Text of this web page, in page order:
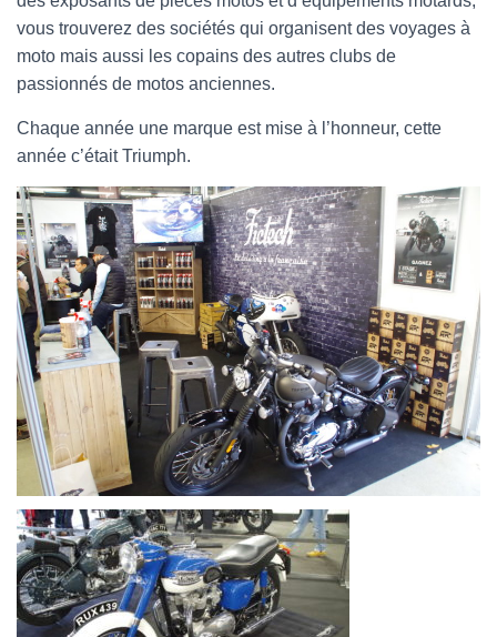
vous trouverez des sociétés qui organisent des voyages à
moto mais aussi les copains des autres clubs de
passionnés de motos anciennes.
Chaque année une marque est mise à l’honneur, cette
année c’était Triumph.